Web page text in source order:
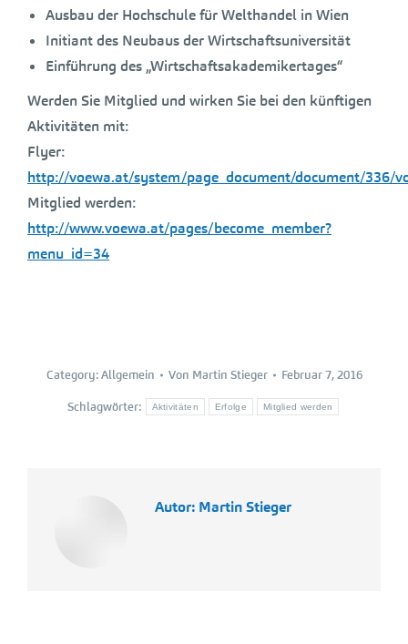
Ausbau der Hochschule für Welthandel in Wien
Initiant des Neubaus der Wirtschaftsuniversität
Einführung des „Wirtschaftsakademikertages“
Werden Sie Mitglied und wirken Sie bei den künftigen
Aktivitäten mit:
Flyer:
http://voewa.at/system/page_document/document/336/
Mitglied werden:
http://www.voewa.at/pages/become_member?
menu_id=34
Category:Allgemein Von Martin Stieger Februar 7, 2016
Schlagwörter: Aktivitäten Erfolge Mitglied werden
Autor: Martin Stieger